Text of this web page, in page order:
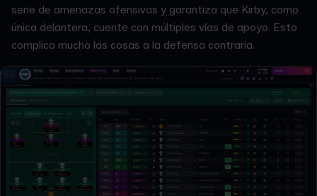
serie de amenazas ofensivas y garantiza que Kirby, como
única delantera, cuente con múltiples vías de apoyo. Esto
complica mucho las cosas a la defensa contraria.